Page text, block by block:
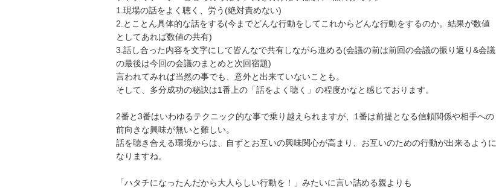
1.現場の話をよく聴く、労う(絶対責めない)
2.とことん具体的な話をする(今までどんな行動をしてこれからどんな行動をするのか。結果が数値
としてあれば数値の共有)
3.話し合った内容を文字にして皆んなで共有しながら進める(会議の前は前回の会議の振り返り&会議
の最後は今回の会議のまとめと次回宿題)
言われてみれば当然の事でも、意外と出来ていないことも。
そして、多分成功の秘訣は1番上の「話をよく聴く」の程度かなと感じております。
2番と3番はいわゆるテクニック的な事で乗り越えられますが、1番は前提となる信頼関係や相手への
前向きな興味が無いと難しい。
話を聴き合える環境からは、自ずとお互いの興味関心が高まり、お互いのための行動が出来るように
なりますね。
「ハタチになったんだから大人らしい行動を！」みたいに言い詰める親よりも